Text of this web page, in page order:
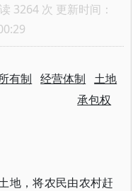
3264 次 更新时间：
有制 经营体制
土地
承包权
地，将农民由农村赶